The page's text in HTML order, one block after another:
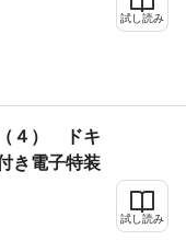
試し読み
４） ドキ
き電子特装
試し読み